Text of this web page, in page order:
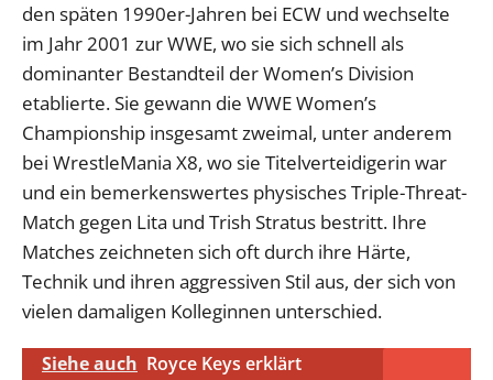
den späten 1990er-Jahren bei ECW und wechselte
im Jahr 2001 zur WWE, wo sie sich schnell als
dominanter Bestandteil der Women’s Division
etablierte. Sie gewann die WWE Women’s
Championship insgesamt zweimal, unter anderem
bei WrestleMania X8, wo sie Titelverteidigerin war
und ein bemerkenswertes physisches Triple-Threat-
Match gegen Lita und Trish Stratus bestritt. Ihre
Matches zeichneten sich oft durch ihre Härte,
Technik und ihren aggressiven Stil aus, der sich von
vielen damaligen Kolleginnen unterschied.
Siehe auch Royce Keys erklärt